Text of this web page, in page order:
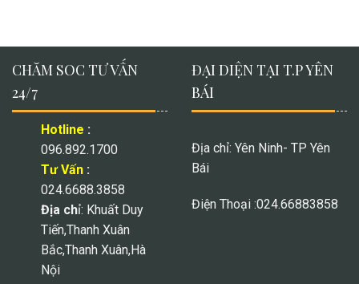
CHĂM SOC TƯ VẤN
24/7
Hotline :
096.892.1700
Tư Vấn :
024.6688.3858
Địa chỉ: Khuất Duy
Tiến,Thanh Xuân
Bắc,Thanh Xuân,Hà
Nội
ĐẠI DIỆN TẠI T.P YÊN
BÁI
Địa chỉ: Yên Ninh- TP Yên
Bái
Điện Thoại :024.66883858